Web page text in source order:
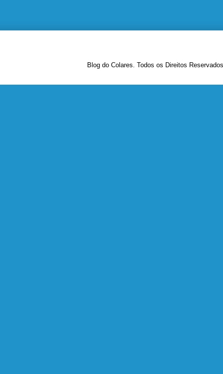
Blog do Colares. Todos os Direitos